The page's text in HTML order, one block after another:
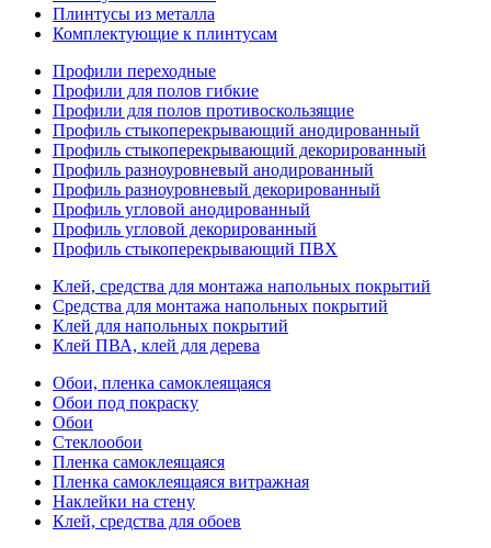
Плинтусы из металла
Комплектующие к плинтусам
Профили переходные
Профили для полов гибкие
Профили для полов противоскользящие
Профиль стыкоперекрывающий анодированный
Профиль стыкоперекрывающий декорированный
Профиль разноуровневый анодированный
Профиль разноуровневый декорированный
Профиль угловой анодированный
Профиль угловой декорированный
Профиль стыкоперекрывающий ПВХ
Клей, средства для монтажа напольных покрытий
Средства для монтажа напольных покрытий
Клей для напольных покрытий
Клей ПВА, клей для дерева
Обои, пленка самоклеящаяся
Обои под покраску
Обои
Стеклообои
Пленка самоклеящаяся
Пленка самоклеящаяся витражная
Наклейки на стену
Клей, средства для обоев